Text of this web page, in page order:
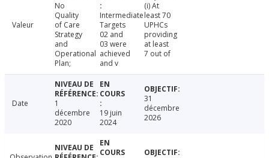
Valeur
No
Quality
of Care
Strategy
and
Operational
Plan;
Intermediate
Targets
02 and
03 were
achieved
and v
(i) At
least 70
UPHCs
providing
at least
7 out of
Date
1
décembre
2020
19 juin
2024
31
décembre
2026